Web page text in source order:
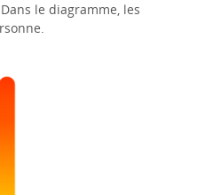
le diagramme, les